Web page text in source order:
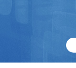
Contacto